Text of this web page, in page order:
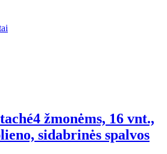
4 žmonėms, 16 vnt.,
sidabrinės spalvos